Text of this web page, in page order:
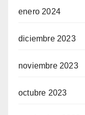
enero 2024
diciembre 2023
noviembre 2023
octubre 2023